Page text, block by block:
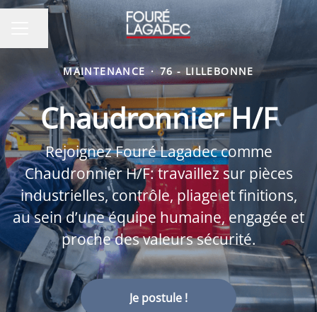
MENU CARRIÈRE
Partager la page
MAINTENANCE · 76 - LILLEBONNE
Chaudronnier H/F
Rejoignez Fouré Lagadec comme
Chaudronnier H/F: travaillez sur pièces
industrielles, contrôle, pliage et finitions,
au sein d’une équipe humaine, engagée et
proche des valeurs sécurité.
Je postule !